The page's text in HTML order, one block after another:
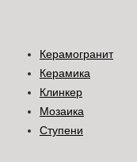
Керамогранит
Керамика
Клинкер
Мозаика
Ступени